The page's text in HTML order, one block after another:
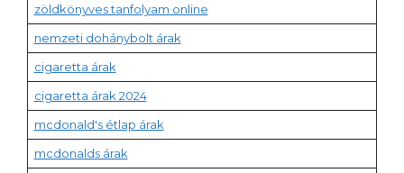
zöldkönyves tanfolyam online
nemzeti dohánybolt árak
cigaretta árak
cigaretta árak 2024
mcdonald's étlap árak
mcdonalds árak